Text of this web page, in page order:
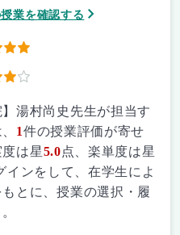
業を確認する
湯村尚史先生が担当す
1件の授業評価が寄せ
は星5.0点、楽単度は星
インをして、在学生によ
とに、授業の選択・履